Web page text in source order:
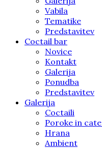
Vabila
Tematike
Predstavitev
Coctail bar
Novice
Kontakt
Galerija
Ponudba
Predstavitev
Galerija
Coctaili
Poroke in
Hrana
Ambient